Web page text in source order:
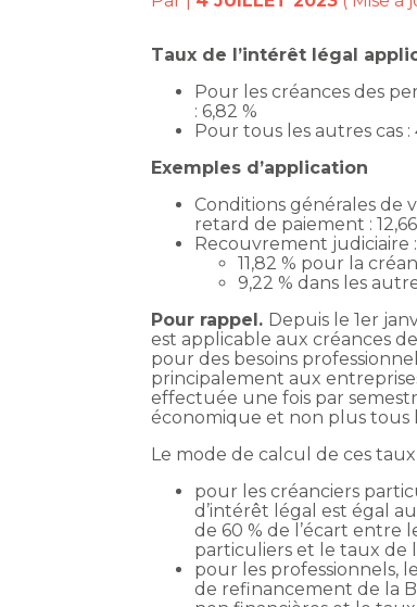
Taux de l’intérêt légal
Pour les créances des
: 6,82 %
Pour tous les autres cas :
Exemples d’application
Conditions générales de
retard de paiement :
Recouvrement judiciaire :
11,82 % pour la
9,22 % dans les
Pour rappel. Depuis le 1er
est applicable aux créances
pour des besoins
principalement aux
effectuée une fois par
économique et non plus tous
Le mode de calcul de ces
pour les créanciers
d’intérêt légal est égal
de 60 % de l’écart entre
particuliers et le taux de
pour les professionnels,
de refinancement de la